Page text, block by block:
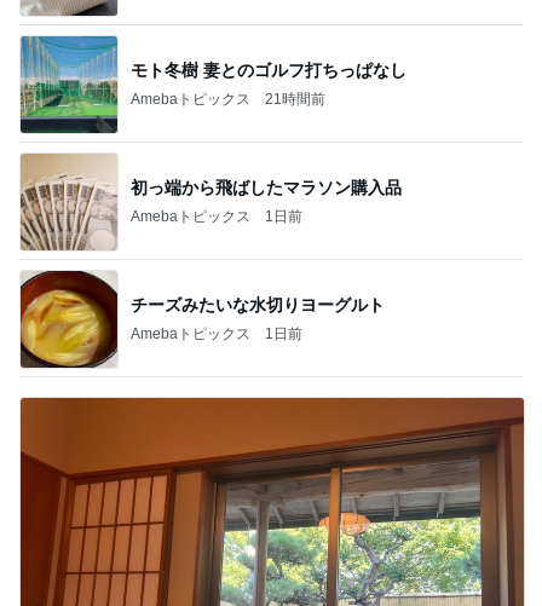
モト冬樹 妻とのゴルフ打ちっぱなし
Amebaトピックス 21時間前
初っ端から飛ばしたマラソン購入品
Amebaトピックス 1日前
チーズみたいな水切りヨーグルト
Amebaトピックス 1日前